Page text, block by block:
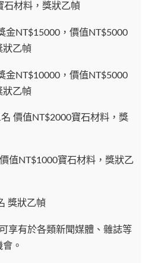
石材料，獎狀乙幀
金NT$15000，價值NT$5000
狀乙幀
金NT$10000，價值NT$5000
狀乙幀
價值NT$2000寶石材料，獎
值NT$1000寶石材料，獎狀乙
獎狀乙幀
享有於各類新聞媒體、雜誌等
。